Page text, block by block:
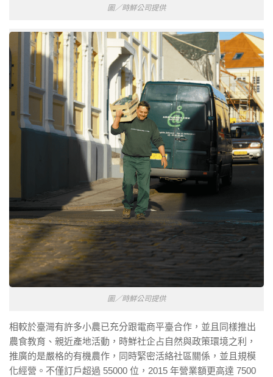
圖／時鮮公司提供
圖／時鮮公司提供
相較於臺灣有許多小農已充分跟電商平臺合作，並且同樣推出
農食教育、親近產地活動，時鮮社企占自然與政策環境之利，
推廣的是嚴格的有機農作，同時緊密活絡社區關係，並且規模
化經營。不僅訂戶超過 55000 位，2015 年營業額更高達 7500